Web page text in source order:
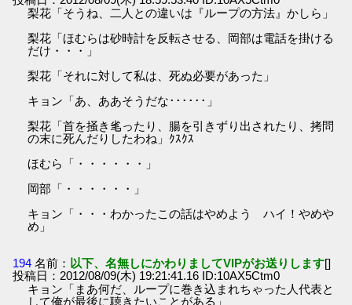
梨花「そうね、二人との違いは『ループの方法』かしら」
梨花「ほむらは砂時計を反転させる、岡部は電話を掛ける
だけ・・・」
梨花「それに対して私は、死ぬ必要があった」
キョン「あ、ああそうだな･･････」
梨花「首を掻き毟ったり、腸を引きずり出されたり、拷問
の末に死んだりしたわね」ｸｽｸｽ
ほむら「・・・・・・」
岡部「・・・・・・」
キョン「・・・わかったこの話はやめよう ハイ！やめや
め」
194 名前： 以下、名無しにかわりましてVIPがお送りします[]
投稿日：2012/08/09(木) 19:21:41.16 ID:10AX5Ctm0
キョン「まあ何だ、ループに巻き込まれちゃった人代表と
して俺が最後に聴きたいことがある」